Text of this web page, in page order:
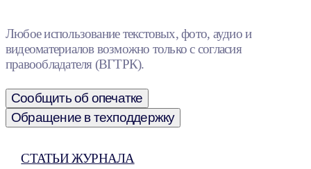
Любое использование текстовых, фото, аудио и
видеоматериалов возможно только с согласия
правообладателя (ВГТРК).
Сообщить об опечатке
Обращение в техподдержку
СТАТЬИ ЖУРНАЛА